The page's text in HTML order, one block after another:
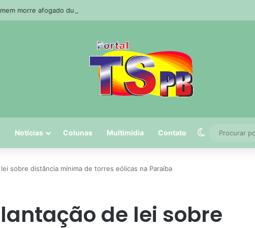
morre afogado durante pescaria em açude no agreste paraibano
Notícias Colunas Multimidia Contato Switch skin
sobre distância mínima de torres eólicas na Paraíba
de lei sobre